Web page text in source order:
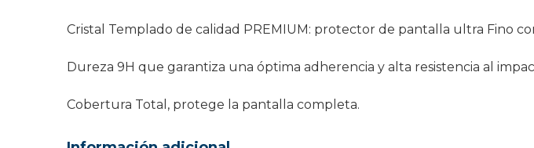
Cristal Templado de calidad PREMIUM: protector de pantalla ultra Fino
Dureza 9H que garantiza una óptima adherencia y alta resistencia al
Cobertura Total, protege la pantalla completa.